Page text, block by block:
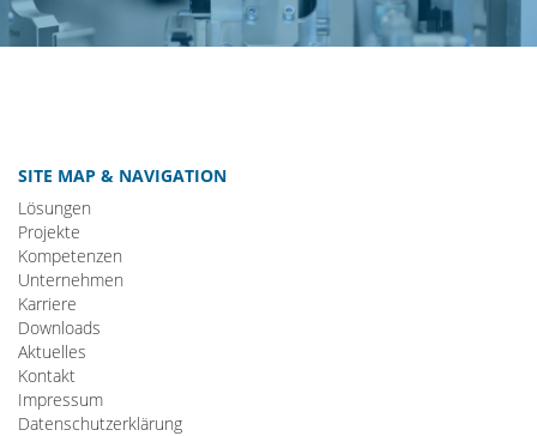
SITE MAP & NAVIGATION
Lösungen
Projekte
Kompetenzen
Unternehmen
Karriere
Downloads
Aktuelles
Kontakt
Impressum
Datenschutzerklärung